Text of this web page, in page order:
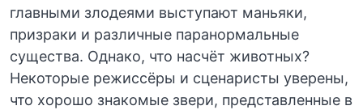
главными злодеями выступают маньяки,
призраки и различные паранормальные
существа. Однако, что насчёт животных?
Некоторые режиссёры и сценаристы уверены,
что хорошо знакомые звери, представленные в